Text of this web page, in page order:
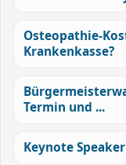
Osteopathie-
Krankenkasse?
Termin und ...
Keynote